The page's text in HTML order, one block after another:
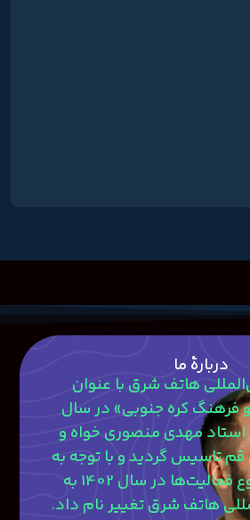
دربارۀ ما
هاتف شرق با عنوان
فرهنگ کره جنوبی» در سال
1395 به همت استاد مهدی منصوری‎ خواه و
تاسیس گردید و با توجه به
گسترش و تنوع فعالیت‌ها در سال 1402 به
هاتف شرق تغییر نام داد.